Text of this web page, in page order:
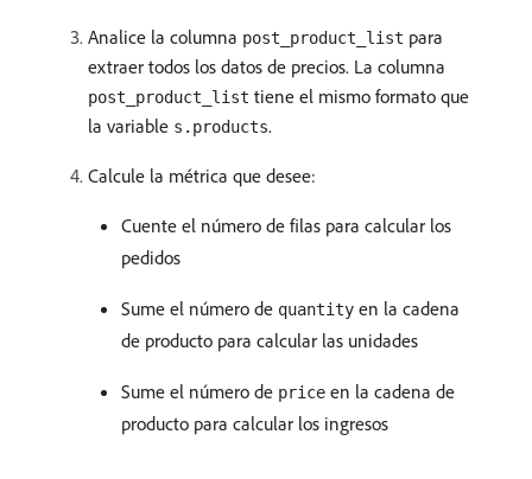
Analice la columna post_product_list para
extraer todos los datos de precios. La columna
post_product_list tiene el mismo formato que
la variable s.products.
Calcule la métrica que desee:
Cuente el número de filas para calcular los
pedidos
Sume el número de quantity en la cadena
de producto para calcular las unidades
Sume el número de price en la cadena de
producto para calcular los ingresos